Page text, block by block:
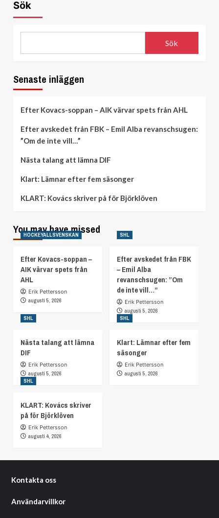
Sök
Sök
Senaste inläggen
Efter Kovacs-soppan – AIK värvar spets från AHL
Efter avskedet från FBK – Emil Alba revanschsugen:
”Om de inte vill…”
Nästa talang att lämna DIF
Klart: Lämnar efter fem säsonger
KLART: Kovács skriver på för Björklöven
You may have missed
HOCKEYALLSVENSKAN
Efter Kovacs-soppan –
AIK värvar spets från
AHL
Erik Pettersson
augusti 5, 2026
SHL
Efter avskedet från FBK
– Emil Alba
revanschsugen: ”Om
de inte vill…”
Erik Pettersson
augusti 5, 2026
SHL
Nästa talang att lämna
DIF
Erik Pettersson
augusti 5, 2026
SHL
Klart: Lämnar efter fem
säsonger
Erik Pettersson
augusti 5, 2026
SHL
KLART: Kovács skriver
på för Björklöven
Erik Pettersson
augusti 4, 2026
Kontakta oss
Användarvillkor